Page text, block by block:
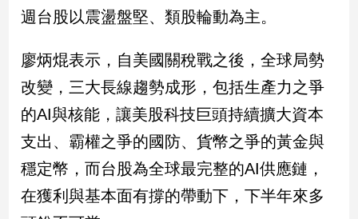
遊/
美
星
座/
命
理
消
康/
親
週台股以震盪盤堅、類股輪動為主。
廖炳焜表示，自美國關稅戰之後，全球局勢
改變，三大長線趨勢成形，包括生產力之爭
的AI與核能，讓美股科技巨頭持續擴大資本
支出、霸權之爭的國防、貨幣之爭的黃金與
穩定幣，而台股為全球最完整的AI供應鏈，
在獲利與基本面有撐的帶動下，下半年來多